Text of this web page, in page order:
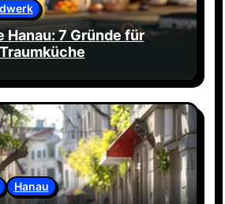
Hanau: 7 Gründe für
Hanau